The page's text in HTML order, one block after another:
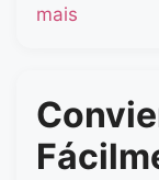
mais